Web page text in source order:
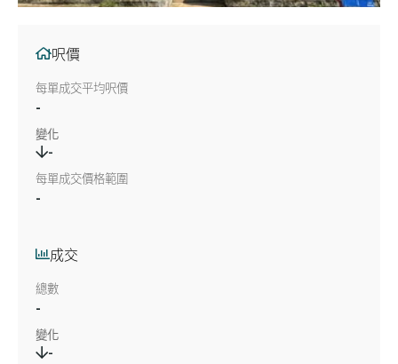
呎價
每單成交平均呎價
-
變化
-
每單成交價格範圍
-
成交
總數
-
變化
-